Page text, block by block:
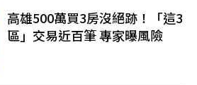
高雄500萬買3房沒絕跡！「這3
區」交易近百筆 專家曝風險